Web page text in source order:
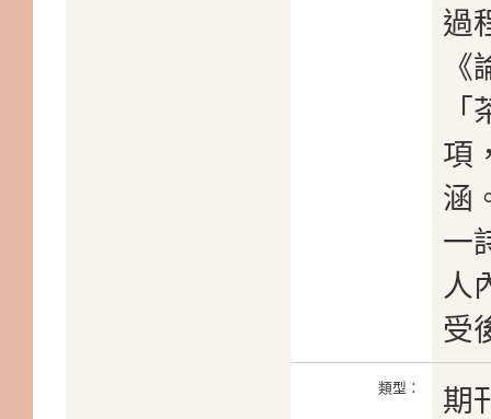
過
項
涵
一
人
受
類型： 期